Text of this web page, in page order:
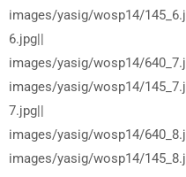
images/yasig/wosp14/
6.jpg||
images/yasig/wosp14/
images/yasig/wosp14/
7.jpg||
images/yasig/wosp14/
images/yasig/wosp14/